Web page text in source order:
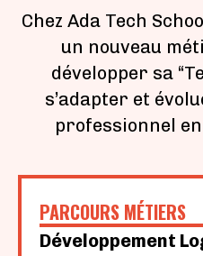
Chez Ada Tech
un nouveau
développer sa
s’adapter et
professionnel
PARCOURS MÉTIERS
Développement